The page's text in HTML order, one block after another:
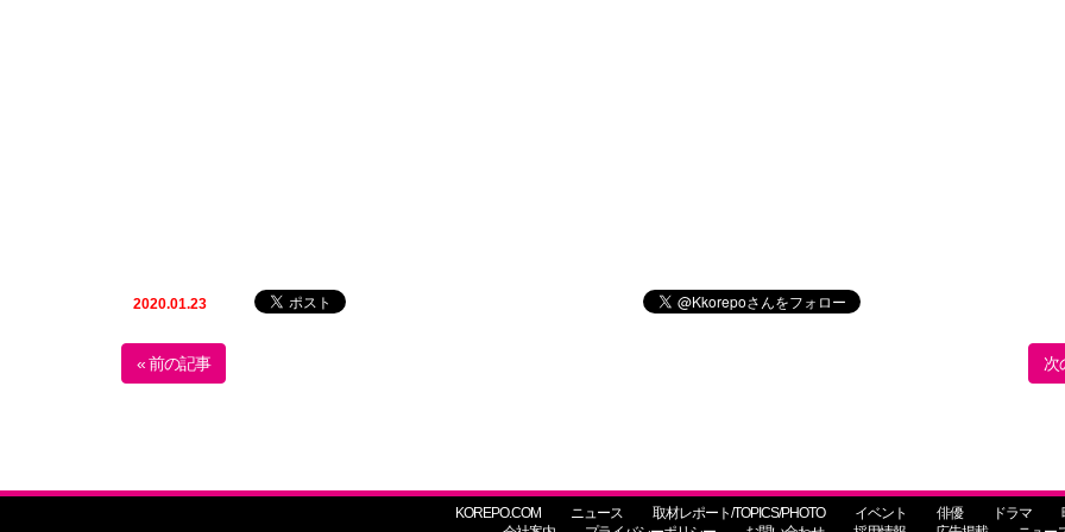
2020.01.23
« 前の記事 次
KOREPO.COM ニュース 取材レポート/TOPICS/PHOTO イベント 俳優 ドラマ